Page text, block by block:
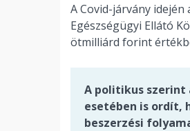
A Covid-járvány idején
Egészségügyi Ellátó
ötmilliárd forint
A politikus szerint
esetében is ordít,
beszerzési